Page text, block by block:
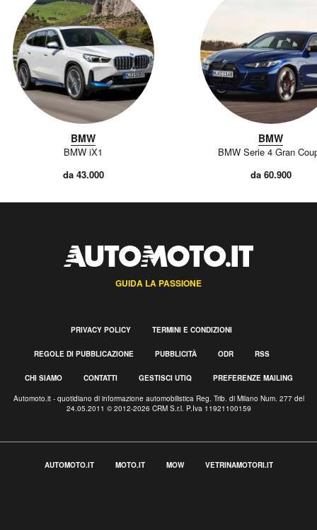
BMW
BMW iX1
da 43.000
BMW
BMW Serie 4 Gran
da 60.900
GUIDA LA PASSIONE
PRIVACY POLICY TERMINI E CONDIZIONI
REGOLE DI PUBBLICAZIONE PUBBLICITÀ ODR RSS
CHI SIAMO CONTATTI GESTISCI UTIQ PREFERENZE MAILING
Automoto.it - quotidiano di informazione automobilistica Reg. Trib. di Milano Num. 277 del
24.05.2011 © 2012-2026 CRM S.r.l. P.Iva 11921100159
AUTOMOTO.IT MOTO.IT MOW VETRINAMOTORI.IT